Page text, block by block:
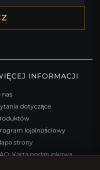
INFORMACJI
nas
dotyczące
lojalnościowy
strony
Karta podarunkowa